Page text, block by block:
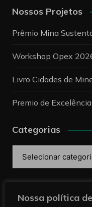
Nossa política
Nossos Projetos
Prêmio Mina
Workshop Opex
Livro Cidades de
Premio de Excelência
Categorias